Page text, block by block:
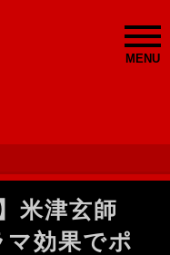
MENU
米津玄師
マ効果でポ